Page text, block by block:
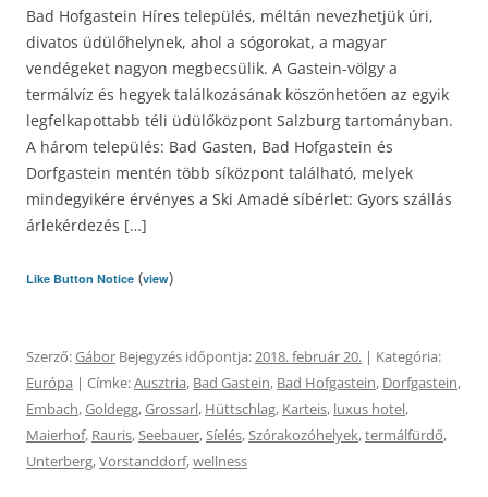
Bad Hofgastein Híres település, méltán nevezhetjük úri,
divatos üdülőhelynek, ahol a sógorokat, a magyar
vendégeket nagyon megbecsülik. A Gastein-völgy a
termálvíz és hegyek találkozásának köszönhetően az egyik
legfelkapottabb téli üdülőközpont Salzburg tartományban.
A három település: Bad Gasten, Bad Hofgastein és
Dorfgastein mentén több síközpont található, melyek
mindegyikére érvényes a Ski Amadé síbérlet: Gyors szállás
árlekérdezés […]
Like Button Notice (view)
Szerző:Gábor Bejegyzés időpontja:2018. február 20. | Kategória:
Európa | Címke:Ausztria, Bad Gastein, Bad Hofgastein, Dorfgastein,
Embach,Goldegg,Grossarl, Hüttschlag, Karteis, luxus hotel,
Maierhof, Rauris,Seebauer,Síelés,Szórakozóhelyek,termálfürdő,
Unterberg,Vorstanddorf,wellness